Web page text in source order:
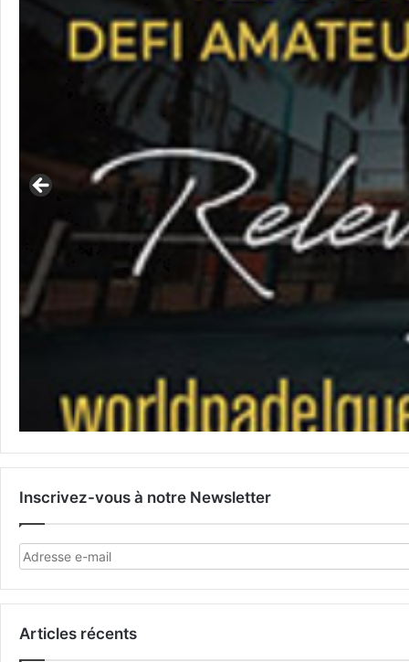
Inscrivez-vous à notre Newsletter
Articles récents